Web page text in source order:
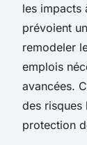
les impacts
prévoient
remodeler
emplois
avancées.
des risques
protection